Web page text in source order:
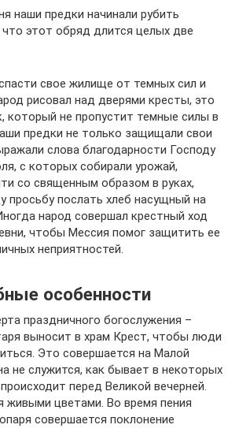
наши предки начинали рубить
что этот обряд длится целых две
свое жилище от темных сил и
рисовал над дверями кресты, это
который не пропустит темные силы в
предки не только защищали свои
слова благодарности Господу
с которых собирали урожай,
со священным образом в руках,
просьбу послать хлеб насущный на
народ совершал крестный ход
чтобы Мессия помог защитить ее
неприятностей.
особенности
праздничного богослужения –
выносит в храм Крест, чтобы люди
Это совершается на Малой
не служится, как бывает в некоторых
перед Великой вечерней.
живыми цветами. Во время пения
совершается поклонение